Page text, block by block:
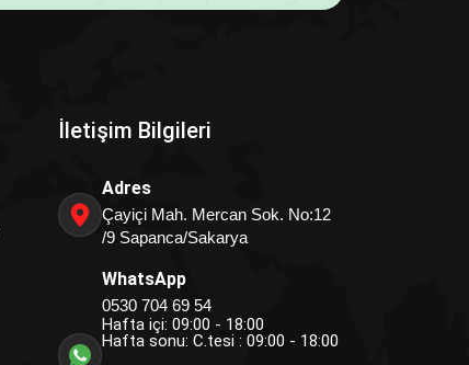
İletişim Bilgileri
Adres
Çayiçi Mah. Mercan Sok. No:12
/9 Sapanca/Sakarya
WhatsApp
0530 704 69 54
Hafta içi: 09:00 - 18:00
Hafta sonu: C.tesi : 09:00 - 18:00